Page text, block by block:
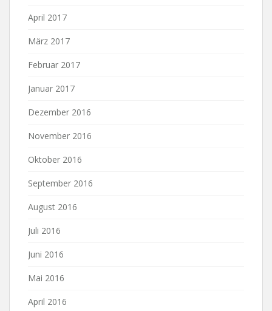
April 2017
März 2017
Februar 2017
Januar 2017
Dezember 2016
November 2016
Oktober 2016
September 2016
August 2016
Juli 2016
Juni 2016
Mai 2016
April 2016